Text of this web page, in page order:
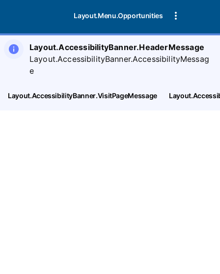
Layout.Menu.Opportunities
Layout.AccessibilityBanner.HeaderMessage
Layout.AccessibilityBanner.AccessibilityMessag
e
Layout.AccessibilityBanner.VisitPageMessage